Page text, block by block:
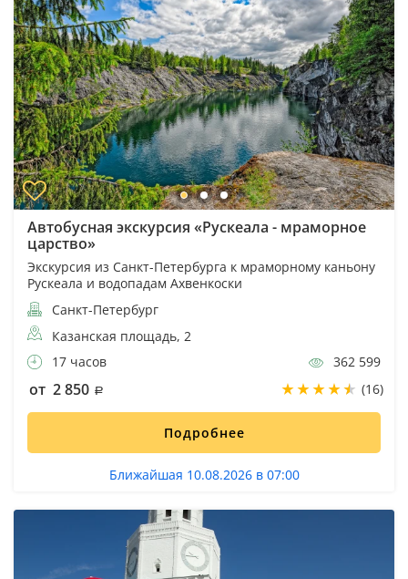
Автобусная экскурсия «Рускеала - мраморное
царство»
Экскурсия из Санкт-Петербурга к мраморному каньону
Рускеала и водопадам Ахвенкоски
Санкт-Петербург
Казанская площадь, 2
17 часов
362 599
от 2 850 (16)
Подробнее
Ближайшая 10.08.2026 в 07:00